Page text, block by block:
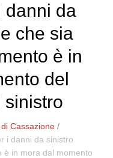
danni da
che sia
è in
del
sinistro
Cassazione /
i danni da sinistro
è in mora dal momento